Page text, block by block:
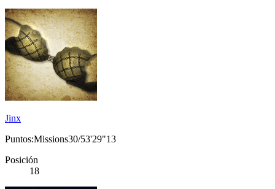
Jinx
Puntos:Missions30/53'29"13
Posición
18